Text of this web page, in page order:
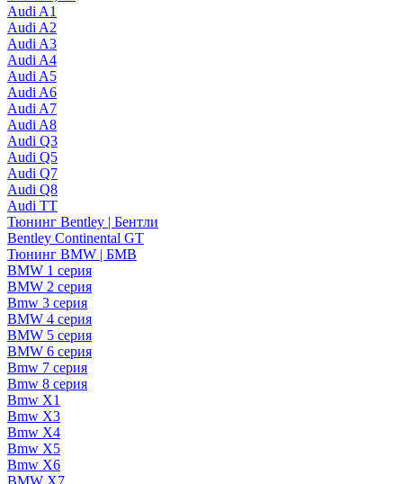
Audi A1
Audi A2
Audi A3
Audi A4
Audi A5
Audi A6
Audi A7
Audi A8
Audi Q3
Audi Q5
Audi Q7
Audi Q8
Audi TT
Тюнинг Bentley | Бентли
Bentley Continental GT
Тюнинг BMW | БМВ
BMW 1 серия
BMW 2 серия
Bmw 3 серия
BMW 4 серия
BMW 5 серия
BMW 6 серия
Bmw 7 серия
Bmw 8 серия
Bmw X1
Bmw X3
Bmw X4
Bmw X5
Bmw X6
BMW X7